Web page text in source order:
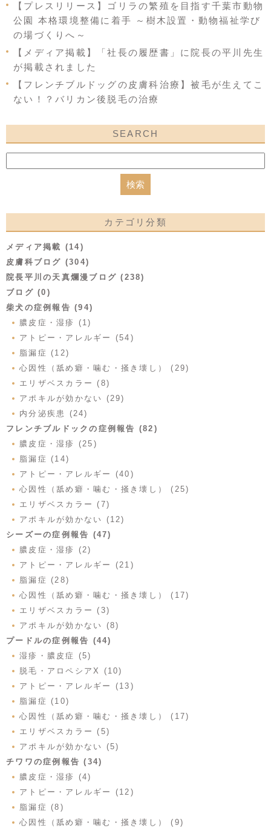
【プレスリリース】ゴリラの繁殖を目指す千葉市動物
公園 本格環境整備に着手 ～樹木設置・動物福祉学び
の場づくりへ～
【メディア掲載】「社長の履歴書」に院長の平川先生
が掲載されました
【フレンチブルドッグの皮膚科治療】被毛が生えてこ
ない！？バリカン後脱毛の治療
SEARCH
カテゴリ分類
メディア掲載 (14)
皮膚科ブログ (304)
院長平川の天真爛漫ブログ (238)
ブログ (0)
柴犬の症例報告 (94)
膿皮症・湿疹 (1)
アトピー・アレルギー (54)
脂漏症 (12)
心因性（舐め癖・噛む・掻き壊し） (29)
エリザベスカラー (8)
アポキルが効かない (29)
内分泌疾患 (24)
フレンチブルドックの症例報告 (82)
膿皮症・湿疹 (25)
脂漏症 (14)
アトピー・アレルギー (40)
心因性（舐め癖・噛む・掻き壊し） (25)
エリザベスカラー (7)
アポキルが効かない (12)
シーズーの症例報告 (47)
膿皮症・湿疹 (2)
アトピー・アレルギー (21)
脂漏症 (28)
心因性（舐め癖・噛む・掻き壊し） (17)
エリザベスカラー (3)
アポキルが効かない (8)
プードルの症例報告 (44)
湿疹・膿皮症 (5)
脱毛・アロペシアX (10)
アトピー・アレルギー (13)
脂漏症 (10)
心因性（舐め癖・噛む・掻き壊し） (17)
エリザベスカラー (5)
アポキルが効かない (5)
チワワの症例報告 (34)
膿皮症・湿疹 (4)
アトピー・アレルギー (12)
脂漏症 (8)
心因性（舐め癖・噛む・掻き壊し） (9)